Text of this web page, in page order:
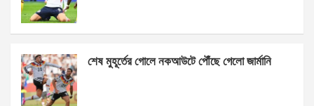
শেষ মুহূর্তের গোলে নকআউটে পৌঁছে গেলো জার্মানি